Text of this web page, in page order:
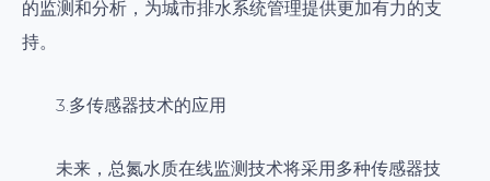
的监测和分析，为城市排水系统管理提供更加有力的支
持。
3.多传感器技术的应用
未来，总氮水质在线监测技术将采用多种传感器技